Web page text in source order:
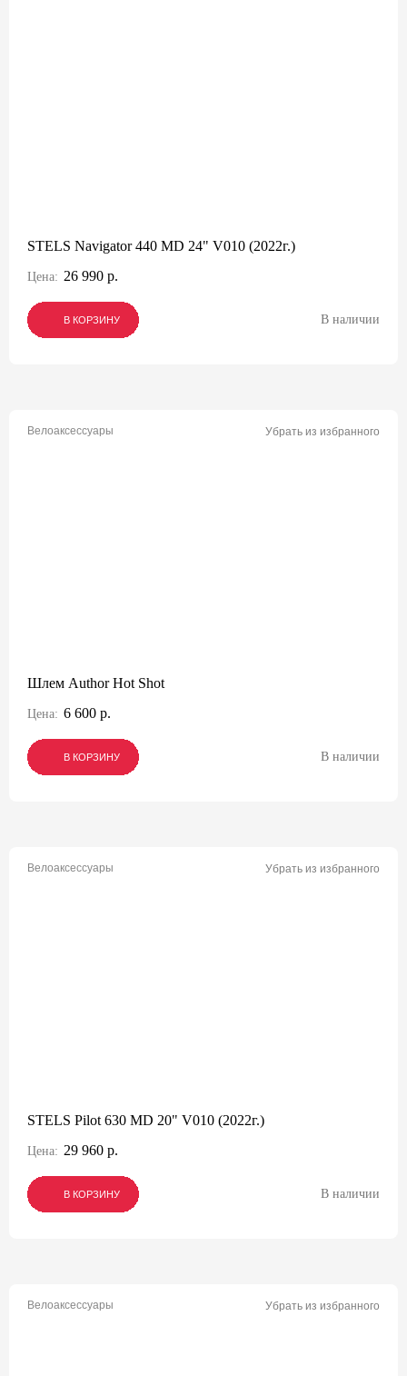
STELS Navigator 440 MD 24" V010 (2022г.)
Цена: 26 990 р.
В КОРЗИНУ
В КОРЗИНУ
В КОРЗИНУ В наличии
Велоаксессуары Убрать из избранного
Шлем Author Hot Shot
Цена: 6 600 р.
В КОРЗИНУ
В КОРЗИНУ
В КОРЗИНУ В наличии
Велоаксессуары Убрать из избранного
STELS Pilot 630 MD 20" V010 (2022г.)
Цена: 29 960 р.
В КОРЗИНУ
В КОРЗИНУ
В КОРЗИНУ В наличии
Велоаксессуары Убрать из избранного